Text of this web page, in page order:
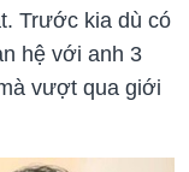
Trước kia dù có
hệ với anh 3
vượt qua giới